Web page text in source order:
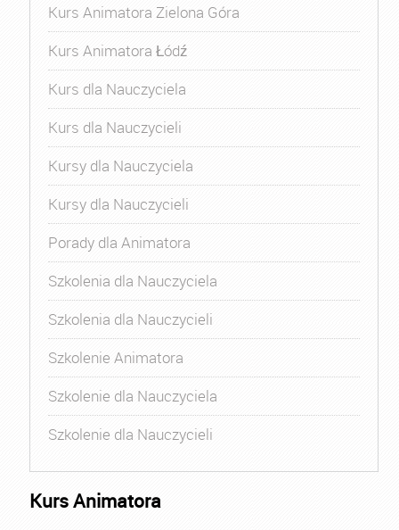
Kurs Animatora Zielona Góra
Kurs Animatora Łódź
Kurs dla Nauczyciela
Kurs dla Nauczycieli
Kursy dla Nauczyciela
Kursy dla Nauczycieli
Porady dla Animatora
Szkolenia dla Nauczyciela
Szkolenia dla Nauczycieli
Szkolenie Animatora
Szkolenie dla Nauczyciela
Szkolenie dla Nauczycieli
Kurs Animatora